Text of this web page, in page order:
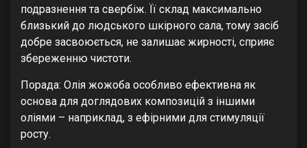
подразнення та свербіж. Її склад максимально
близький до людського шкірного сала, тому засіб
добре засвоюється, не залишає жирності, сприяє
збереженню чистоти.
Порада: Олія жожоба особливо ефективна як
основа для доглядових композицій з іншими
оліями – наприклад, з ефірними для стимуляції
росту.